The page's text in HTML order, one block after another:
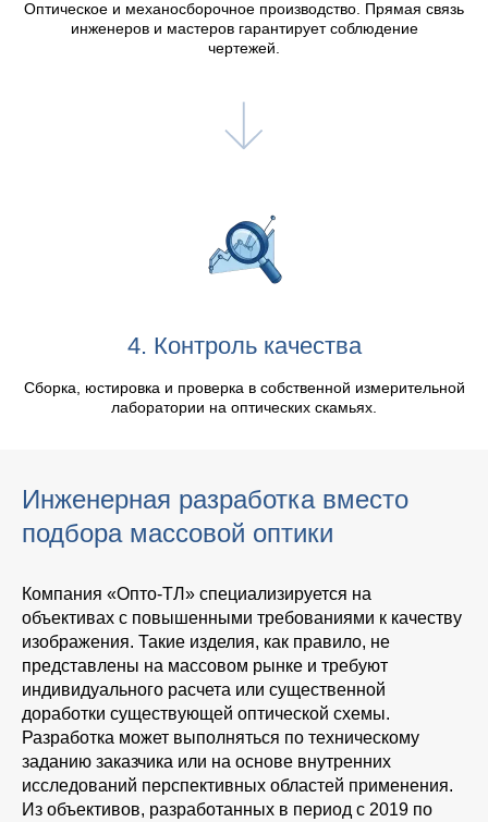
Оптическое и механосборочное производство. Прямая связь
инженеров и мастеров гарантирует соблюдение
чертежей.
4. Контроль качества
Сборка, юстировка и проверка в собственной измерительной
лаборатории на оптических скамьях.
Инженерная разработка вместо
подбора массовой оптики
Компания «Опто-ТЛ» специализируется на
объективах с повышенными требованиями к качеству
изображения. Такие изделия, как правило, не
представлены на массовом рынке и требуют
индивидуального расчета или существенной
доработки существующей оптической схемы.
Разработка может выполняться по техническому
заданию заказчика или на основе внутренних
исследований перспективных областей применения.
Из объективов, разработанных в период с 2019 по